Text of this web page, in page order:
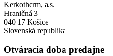
Kerkotherm, a.s.
Hraničná 3
040 17 Košice
Slovenská republika
Otváracia doba predajne